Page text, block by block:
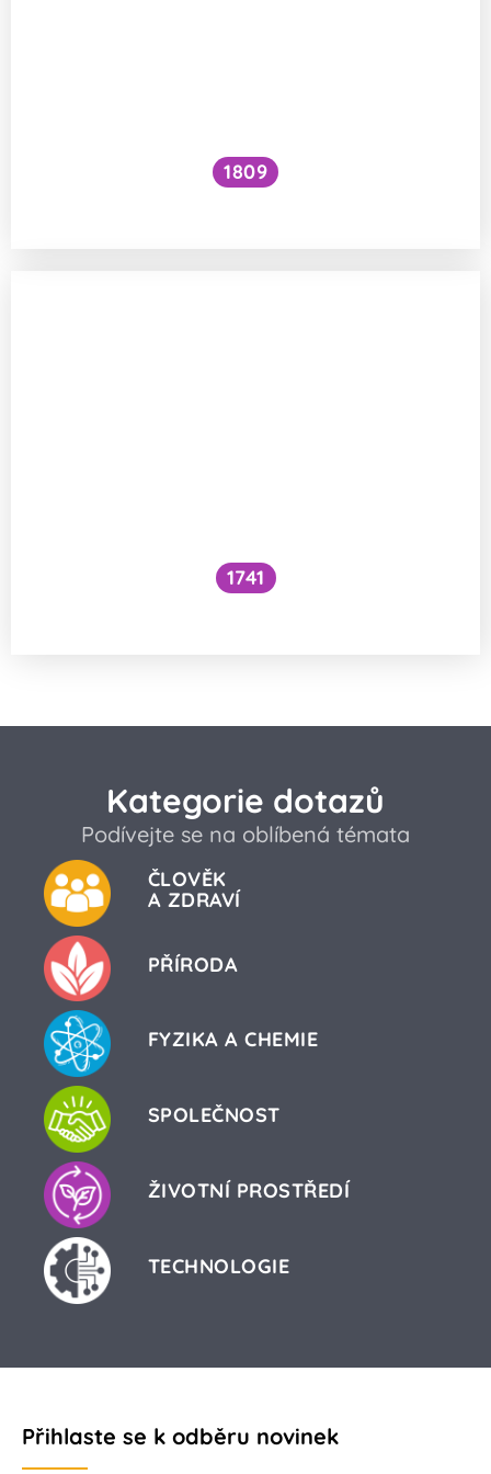
1809
1741
Kategorie dotazů
Podívejte se na oblíbená témata
ČLOVĚK
A ZDRAVÍ
PŘÍRODA
FYZIKA A CHEMIE
SPOLEČNOST
ŽIVOTNÍ PROSTŘEDÍ
TECHNOLOGIE
Přihlaste se k odběru novinek